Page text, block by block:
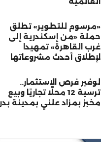
«مرسوم للتطوير» تطلق
حملة «من إسكندرية إلى
غرب القاهرة» تمهيدا
لإطلاق أحدث مشروعاتها
لوفير فرص الاستثمار..
ترسية 12 محلًا تجاريًا وبيع
مخبز بمزاد علني بمدينة بدر